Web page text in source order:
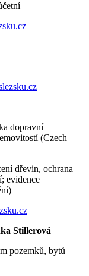
dopravní
(Czech
dřevin, ochrana
evidence
Stillerová
pozemků, bytů